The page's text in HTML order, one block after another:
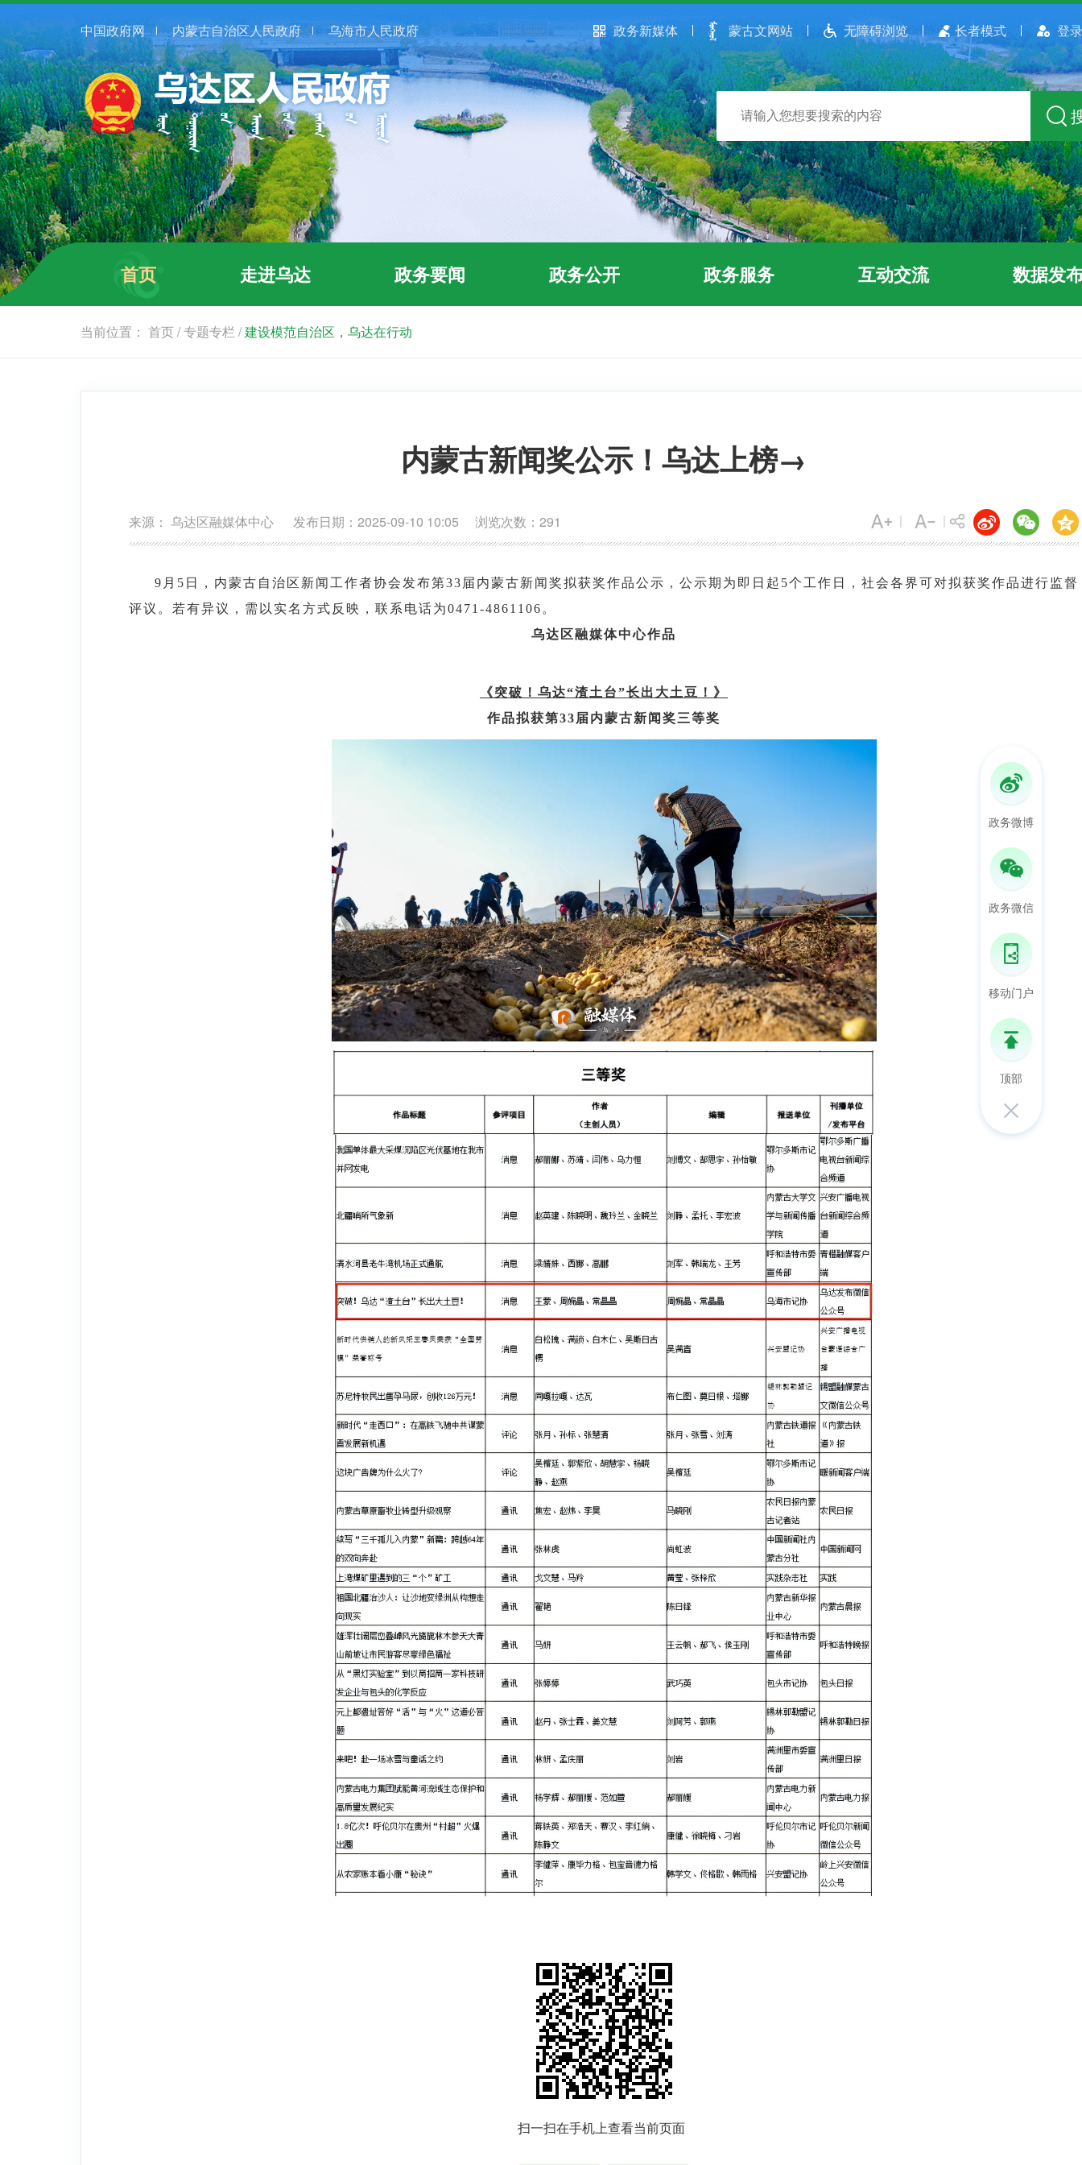
中国政府网 内蒙古自治区人民政府 乌海市人民政府 政务新媒体 蒙古文网站 无障碍浏览 长者模式 登
首页 走进乌达 政务要闻 政务公开 政务服务 互动交流 数据发
当前位置： 首页/专题专栏 /建设模范自治区，乌达在行动
内蒙古新闻奖公示！乌达上榜→
来源： 乌达区融媒体中心 发布日期：2025-09-10 10:05 浏览次数： 291
9月5日，内蒙古自治区新闻工作者协会发布第33届内蒙古新闻奖拟获奖作品公示，公示期为即日起5个工作日，社会各界可对拟获奖作品进行监督
评议。若有异议，需以实名方式反映，联系电话为0471-4861106。
乌达区融媒体中心作品
《突破！乌达“渣土台”长出大土豆！》
作品拟获第33届内蒙古新闻奖三等奖
扫一扫在手机上查看当前页面
政务微博
政务微信
移动门户
顶部